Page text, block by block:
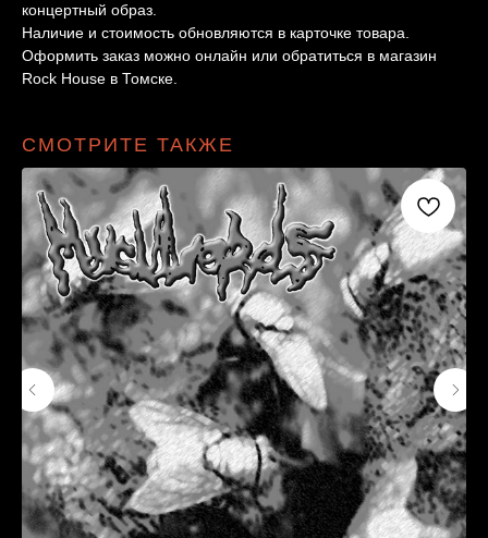
концертный образ.
Наличие и стоимость обновляются в карточке товара.
Оформить заказ можно онлайн или обратиться в магазин
Rock House в Томске.
СМОТРИТЕ ТАКЖЕ